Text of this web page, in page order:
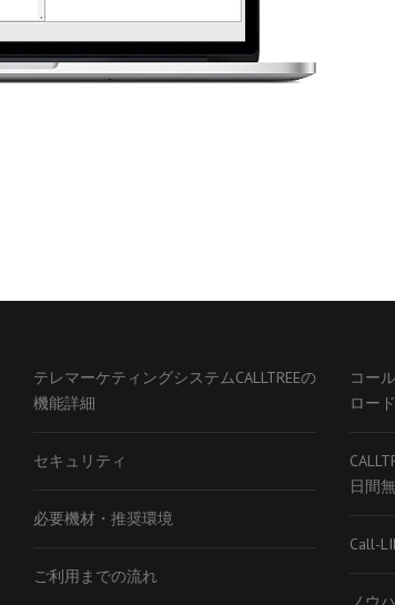
テレマーケティングシステムCALLTREEの
機能詳細
セキュリティ
必要機材・推奨環境
ご利用までの流れ
コー
ロード
日間
Call-